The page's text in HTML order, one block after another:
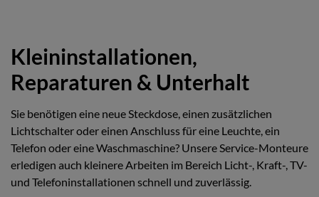
Kleininstallationen,
Reparaturen & Unterhalt
Sie benötigen eine neue Steckdose, einen zusätzlichen
Lichtschalter oder einen Anschluss für eine Leuchte, ein
Telefon oder eine Waschmaschine? Unsere Service-Monteure
erledigen auch kleinere Arbeiten im Bereich Licht-, Kraft-, TV-
und Telefoninstallationen schnell und zuverlässig.